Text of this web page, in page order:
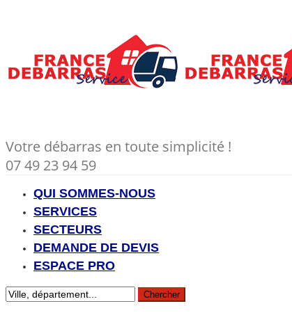
Votre débarras en toute simplicité !
07 49 23 94 59
QUI SOMMES-NOUS
SERVICES
SECTEURS
DEMANDE DE DEVIS
ESPACE PRO